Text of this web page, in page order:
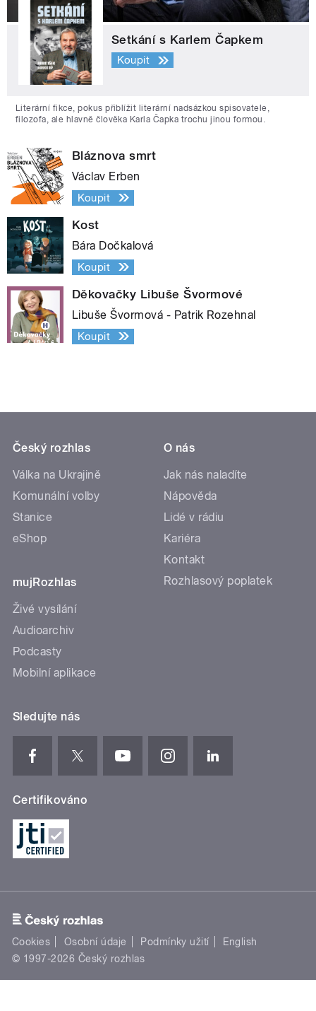
Setkání s Karlem Čapkem
Koupit
Literární fikce, pokus přiblížit literární nadsázkou spisovatele,
filozofa, ale hlavně člověka Karla Čapka trochu jinou formou.
Bláznova smrt
Václav Erben
Koupit
Kost
Bára Dočkalová
Koupit
Děkovačky Libuše Švormové
Libuše Švormová - Patrik Rozehnal
Koupit
Český rozhlas
Válka na Ukrajině
Komunální volby
Stanice
eShop
mujRozhlas
Živé vysílání
Audioarchiv
Podcasty
Mobilní aplikace
O nás
Jak nás naladíte
Nápověda
Lidé v rádiu
Kariéra
Kontakt
Rozhlasový poplatek
Sledujte nás
Certifikováno
Cookies Osobní údaje Podmínky užití
English
© 1997-2026 Český rozhlas